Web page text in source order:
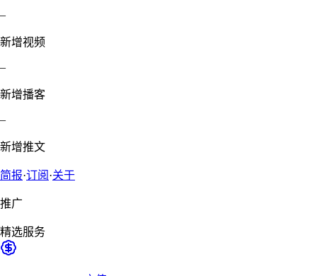
–
新增视频
–
新增播客
–
新增推文
简报·订阅 ·关于
推广
精选服务